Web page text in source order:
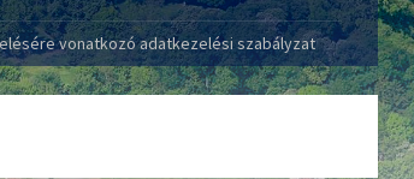
vonatkozó adatkezelési szabályzat